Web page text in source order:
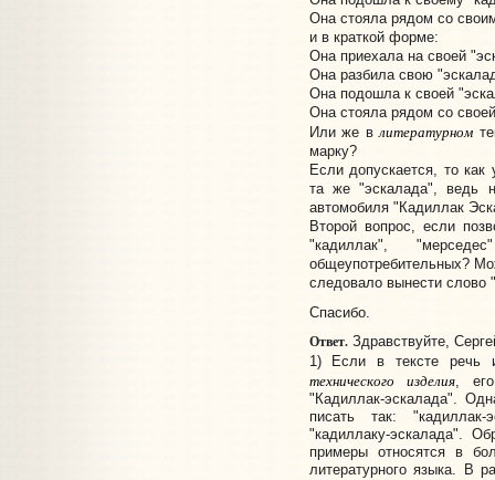
Она стояла рядом со
и в краткой форме:
Она приехала на своей
Она разбила свою
Она подошла к своей
Она стояла рядом со
Или же влитературном
марку?
Если допускается, то как
та же "эскалада", ведь
автомобиля "Кадиллак
Второй вопрос, если
"кадиллак",
общеупотребительных?
следовало вынести слово
Спасибо.
Ответ.Здравствуйте,
1) Если в тексте
технического изделия,
"Кадиллак-эскалада".
писать так: "кадиллак-
"кадиллаку-эскалада".
примеры относятся в
литературного языка. В